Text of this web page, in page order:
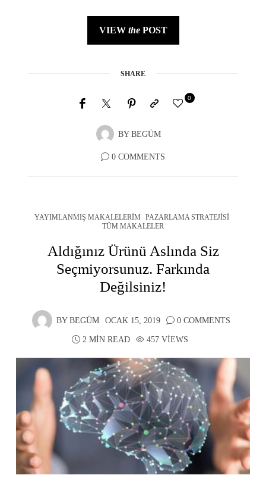
VIEW thePOST
SHARE
BY BEGÜM
0
0 COMMENTS
YAYIMLANMIŞ MAKALELERIM
PAZARLAMA STRATEJISI
TÜM MAKALELER
Aldığınız Ürünü Aslında Siz
Seçmiyorsunuz. Farkında
Değilsiniz!
BY BEGÜM OCAK 15, 2019 0 COMMENTS
2 MIN READ 457 VIEWS